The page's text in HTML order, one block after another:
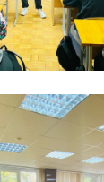
клуб